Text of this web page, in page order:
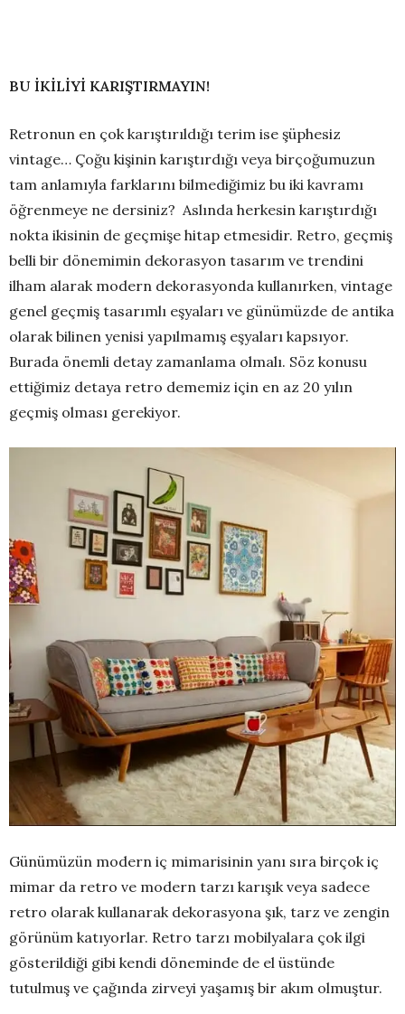
BU İKİLİYİ KARIŞTIRMAYIN!
Retronun en çok karıştırıldığı terim ise şüphesiz
vintage… Çoğu kişinin karıştırdığı veya birçoğumuzun
tam anlamıyla farklarını bilmediğimiz bu iki kavramı
öğrenmeye ne dersiniz? Aslında herkesin karıştırdığı
nokta ikisinin de geçmişe hitap etmesidir. Retro, geçmiş
belli bir dönemimin dekorasyon tasarım ve trendini
ilham alarak modern dekorasyonda kullanırken, vintage
genel geçmiş tasarımlı eşyaları ve günümüzde de antika
olarak bilinen yenisi yapılmamış eşyaları kapsıyor.
Burada önemli detay zamanlama olmalı. Söz konusu
ettiğimiz detaya retro dememiz için en az 20 yılın
geçmiş olması gerekiyor.
Günümüzün modern iç mimarisinin yanı sıra birçok iç
mimar da retro ve modern tarzı karışık veya sadece
retro olarak kullanarak dekorasyona şık, tarz ve zengin
görünüm katıyorlar. Retro tarzı mobilyalara çok ilgi
gösterildiği gibi kendi döneminde de el üstünde
tutulmuş ve çağında zirveyi yaşamış bir akım olmuştur.